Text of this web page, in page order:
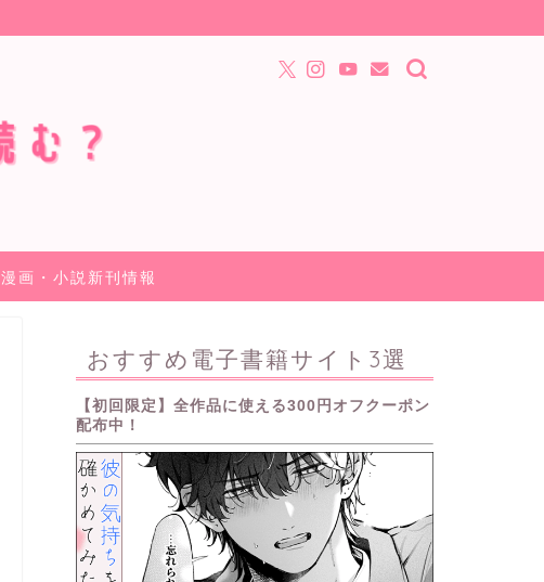
漫画・小説新刊情報
おすすめ電子書籍サイト3選
【初回限定】全作品に使える300円オフクーポン
配布中！